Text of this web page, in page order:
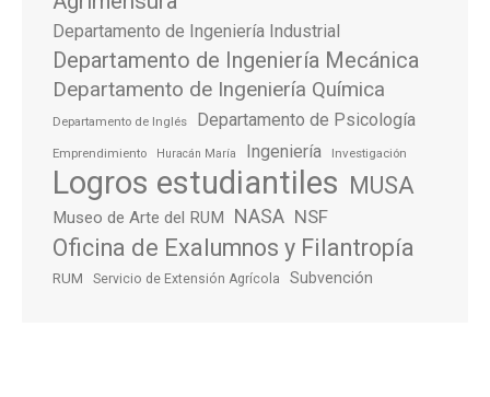
Departamento de Ingeniería Industrial
Departamento de Ingeniería Mecánica
Departamento de Ingeniería Química
Departamento de Inglés Departamento de Psicología
Emprendimiento Huracán María Ingeniería Investigación
Logros estudiantiles MUSA
Museo de Arte del RUM NASA NSF
Oficina de Exalumnos y Filantropía
RUM Servicio de Extensión Agrícola Subvención